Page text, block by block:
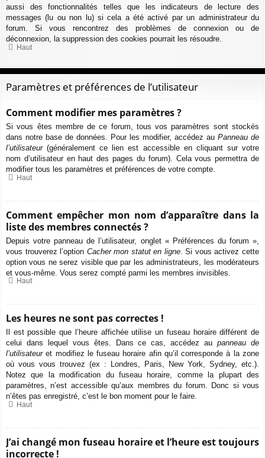
aussi des fonctionnalités telles que les indicateurs de lecture des
messages (lu ou non lu) si cela a été activé par un administrateur du
forum. Si vous rencontrez des problèmes de connexion ou de
déconnexion, la suppression des cookies pourrait les résoudre.
Haut
Paramètres et préférences de l’utilisateur
Comment modifier mes paramètres ?
Si vous êtes membre de ce forum, tous vos paramètres sont stockés
dans notre base de données. Pour les modifier, accédez au Panneau de
l’utilisateur(généralement ce lien est accessible en cliquant sur votre
nom d’utilisateur en haut des pages du forum). Cela vous permettra de
modifier tous les paramètres et préférences de votre compte.
Haut
Comment empêcher mon nom d’apparaître dans la
liste des membres connectés ?
Depuis votre panneau de l’utilisateur, onglet « Préférences du forum »,
vous trouverez l’option Cacher mon statut en ligne. Si vous activez cette
option vous ne serez visible que par les administrateurs, les modérateurs
et vous-même. Vous serez compté parmi les membres invisibles.
Haut
Les heures ne sont pas correctes !
Il est possible que l’heure affichée utilise un fuseau horaire différent de
celui dans lequel vous êtes. Dans ce cas, accédez aupanneau de
l’utilisateuret modifiez le fuseau horaire afin qu’il corresponde à la zone
où vous vous trouvez (ex : Londres, Paris, New York, Sydney, etc.).
Notez que la modification du fuseau horaire, comme la plupart des
paramètres, n’est accessible qu’aux membres du forum. Donc si vous
n’êtes pas enregistré, c’est le bon moment pour le faire.
Haut
J’ai changé mon fuseau horaire et l’heure est toujours
incorrecte !